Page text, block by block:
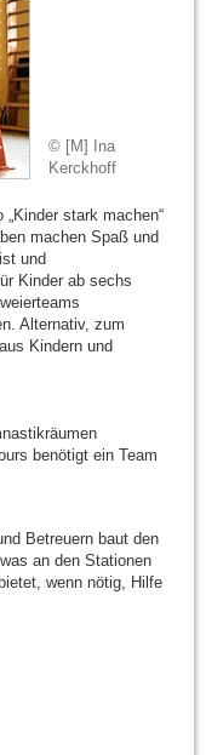
© [M] Ina
Kerckhoff
stark machen“
machen Spaß und
und
Kinder ab sechs
Alternativ, zum
Kindern und
benötigt ein Team
Betreuern baut den
an den Stationen
wenn nötig, Hilfe